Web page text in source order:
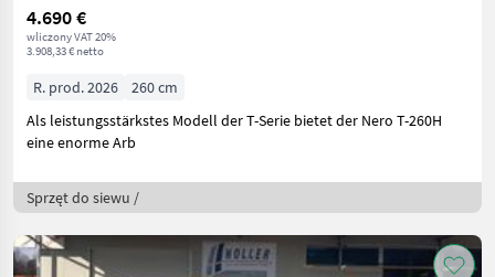
4.690 €
wliczony VAT 20%
3.908,33 € netto
R. prod. 2026
260 cm
Als leistungsstärkstes Modell der T-Serie bietet der Nero T-260H
eine enorme Arb
Sprzęt do siewu /